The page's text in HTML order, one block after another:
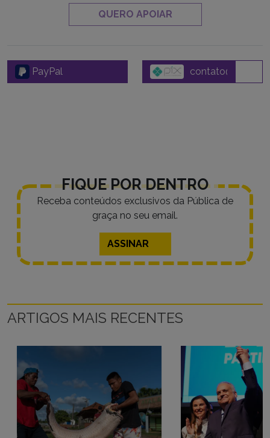
QUERO APOIAR
PayPal
FIQUE POR DENTRO
Receba conteúdos exclusivos da Pública de
graça no seu email.
ASSINAR
ARTIGOS MAIS RECENTES